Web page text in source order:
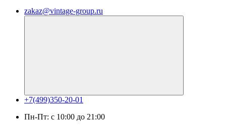
zakaz@vintage-group.ru
+7(499)350-20-01
Пн-Пт: с 10:00 до 21:00